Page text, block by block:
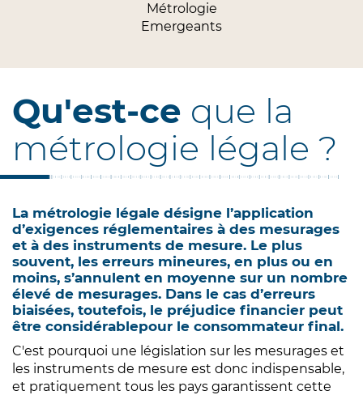
Métrologie
Emergeants
Qu'est-ce que la
métrologie légale ?
La métrologie légale désigne l’application
d’exigences réglementaires à des mesurages
et à des instruments de mesure. Le plus
souvent, les erreurs mineures, en plus ou en
moins, s’annulent en moyenne sur un nombre
élevé de mesurages. Dans le cas d’erreurs
biaisées, toutefois, le préjudice financier peut
être considérablepour le consommateur final.
C'est pourquoi une législation sur les mesurages et
les instruments de mesure est donc indispensable,
et pratiquement tous les pays garantissent cette